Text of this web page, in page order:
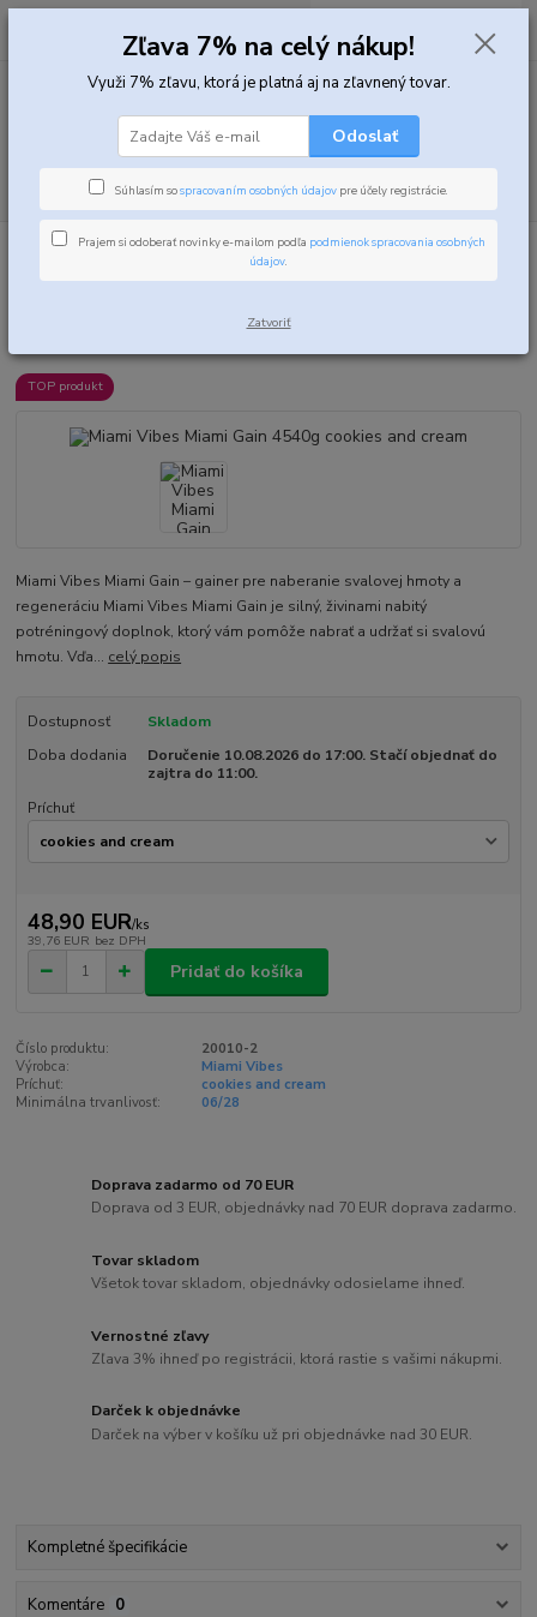
Hľadať
0,00 EUR
Gainery Miami Vibes Miami Gain 4540g cookies and cream
cookies and cream
TOP produkt
Miami Vibes Miami Gain – gainer pre naberanie svalovej hmoty a
regeneráciu Miami Vibes Miami Gain je silný, živinami nabitý
potréningový doplnok, ktorý vám pomôže nabrať a udržať si svalovú
hmotu. Vďa... celý popis
Dostupnosť
Skladom
Doba dodania
Doručenie 10.08.2026 do 17:00. Stačí objednať do
zajtra do 11:00.
Príchuť
48,90 EUR/ks
39,76 EUR bez DPH
Pridať do košíka
Číslo produktu:
20010-2
Výrobca:
Miami Vibes
Príchuť:
cookies and cream
Minimálna trvanlivosť:
06/28
Doprava zadarmo od 70 EUR
Doprava od 3 EUR, objednávky nad 70 EUR doprava zadarmo.
Tovar skladom
Všetok tovar skladom, objednávky odosielame ihneď.
Vernostné zľavy
Zľava 3% ihneď po registrácii, ktorá rastie s vašimi nákupmi.
Darček k objednávke
Darček na výber v košíku už pri objednávke nad 30 EUR.
Kompletné špecifikácie
Komentáre 0
Zľava 7% na celý nákup!
Využi 7% zľavu, ktorá je platná aj na zľavnený tovar.
Odoslať
Súhlasím sospracovaním osobných údajov pre účely registrácie.
Prajem si odoberať novinky e-mailom podľa podmienok spracovania osobných
údajov.
Zatvoriť